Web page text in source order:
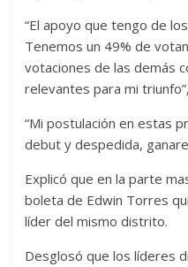
“El apoyo que tengo de
Tenemos un 49% de
votaciones de las demás
relevantes para mi
“Mi postulación en estas
debut y despedida,
Explicó que en la parte
boleta de Edwin Torres
líder del mismo distrito.
Desglosó que los líderes